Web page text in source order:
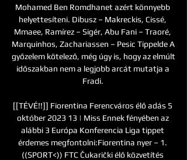
Mohamed Ben Romdhanet azért könnyebb
helyettesíteni. Dibusz – Makreckis, Cissé,
Mmaee, Ramírez – Sigér, Abu Fani – Traoré,
Marquinhos, Zachariassen – Pesic Tippelde A
győzelem kötelező, még úgy is, hogy az elmúlt
időszakban nem a legjobb arcát mutatja a
Fradi.
[[TÉVÉ!!]] Fiorentina Ferencváros élő adás 5
október 2023 13 | Miss Ennek fényében az
alábbi 3 Európa Konferencia Liga tippet
érdemes megfontolni:Fiorentina nyer – 1.
((SPORT<)) FTC Čukarički élő közvetítés